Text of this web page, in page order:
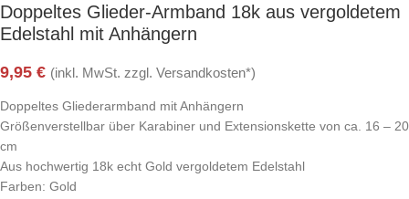
Doppeltes Glieder-Armband 18k aus vergoldetem
Edelstahl mit Anhängern
9,95 € (inkl. MwSt. zzgl. Versandkosten*)
Doppeltes Gliederarmband mit Anhängern
Größenverstellbar über Karabiner und Extensionskette von ca. 16 – 20
cm
Aus hochwertig 18k echt Gold vergoldetem Edelstahl
Farben: Gold